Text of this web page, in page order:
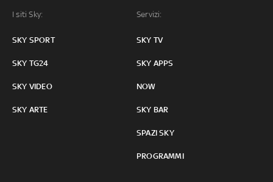
I siti Sky:
SKY SPORT
SKY TG24
SKY VIDEO
SKY ARTE
Servizi:
SKY TV
SKY APPS
NOW
SKY BAR
SPAZI SKY
PROGRAMMI